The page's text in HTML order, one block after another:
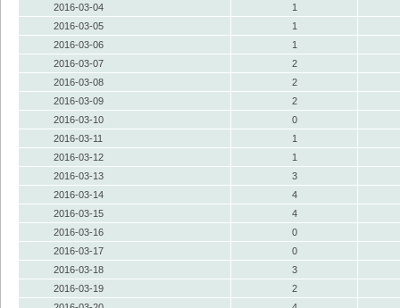
2016-03-04
1
2016-03-05
1
2016-03-06
1
2016-03-07
2
2016-03-08
2
2016-03-09
2
2016-03-10
0
2016-03-11
1
2016-03-12
1
2016-03-13
3
2016-03-14
4
2016-03-15
4
2016-03-16
0
2016-03-17
0
2016-03-18
3
2016-03-19
2